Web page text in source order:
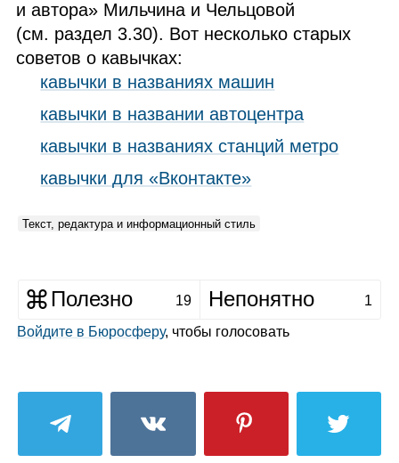
и автора» Мильчина и Чельцовой
(см. раздел 3.30). Вот несколько старых
советов о кавычках:
кавычки в названиях машин
кавычки в названии автоцентра
кавычки в названиях станций метро
кавычки для «Вконтакте»
Текст, редактура и информационный стиль
Полезно 19 Непонятно 1
Войдите в Бюросферу, чтобы голосовать